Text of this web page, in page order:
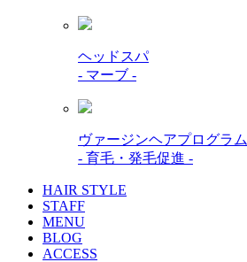
ヘッドスパ
- マーブ -
ヴァージンヘアプログラム
- 育毛・発毛促進 -
HAIR STYLE
STAFF
MENU
BLOG
ACCESS